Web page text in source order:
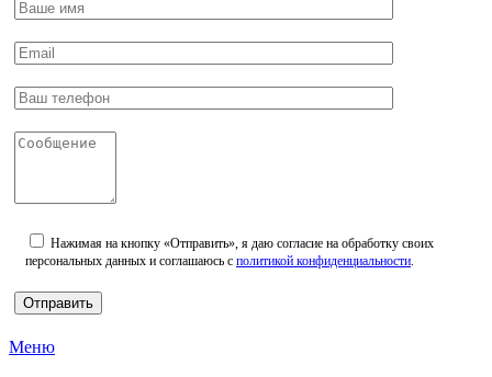
Нажимая на кнопку «Отправить», я даю согласие на обработку своих
персональных данных и соглашаюсь с политикой конфиденциальности
Меню